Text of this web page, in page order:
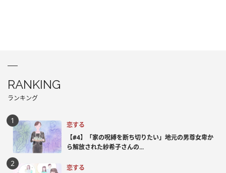
RANKING
ランキング
恋する
【#4】「家の呪縛を断ち切りたい」地元の男尊女卑か
ら解放された紗希子さんの...
恋する